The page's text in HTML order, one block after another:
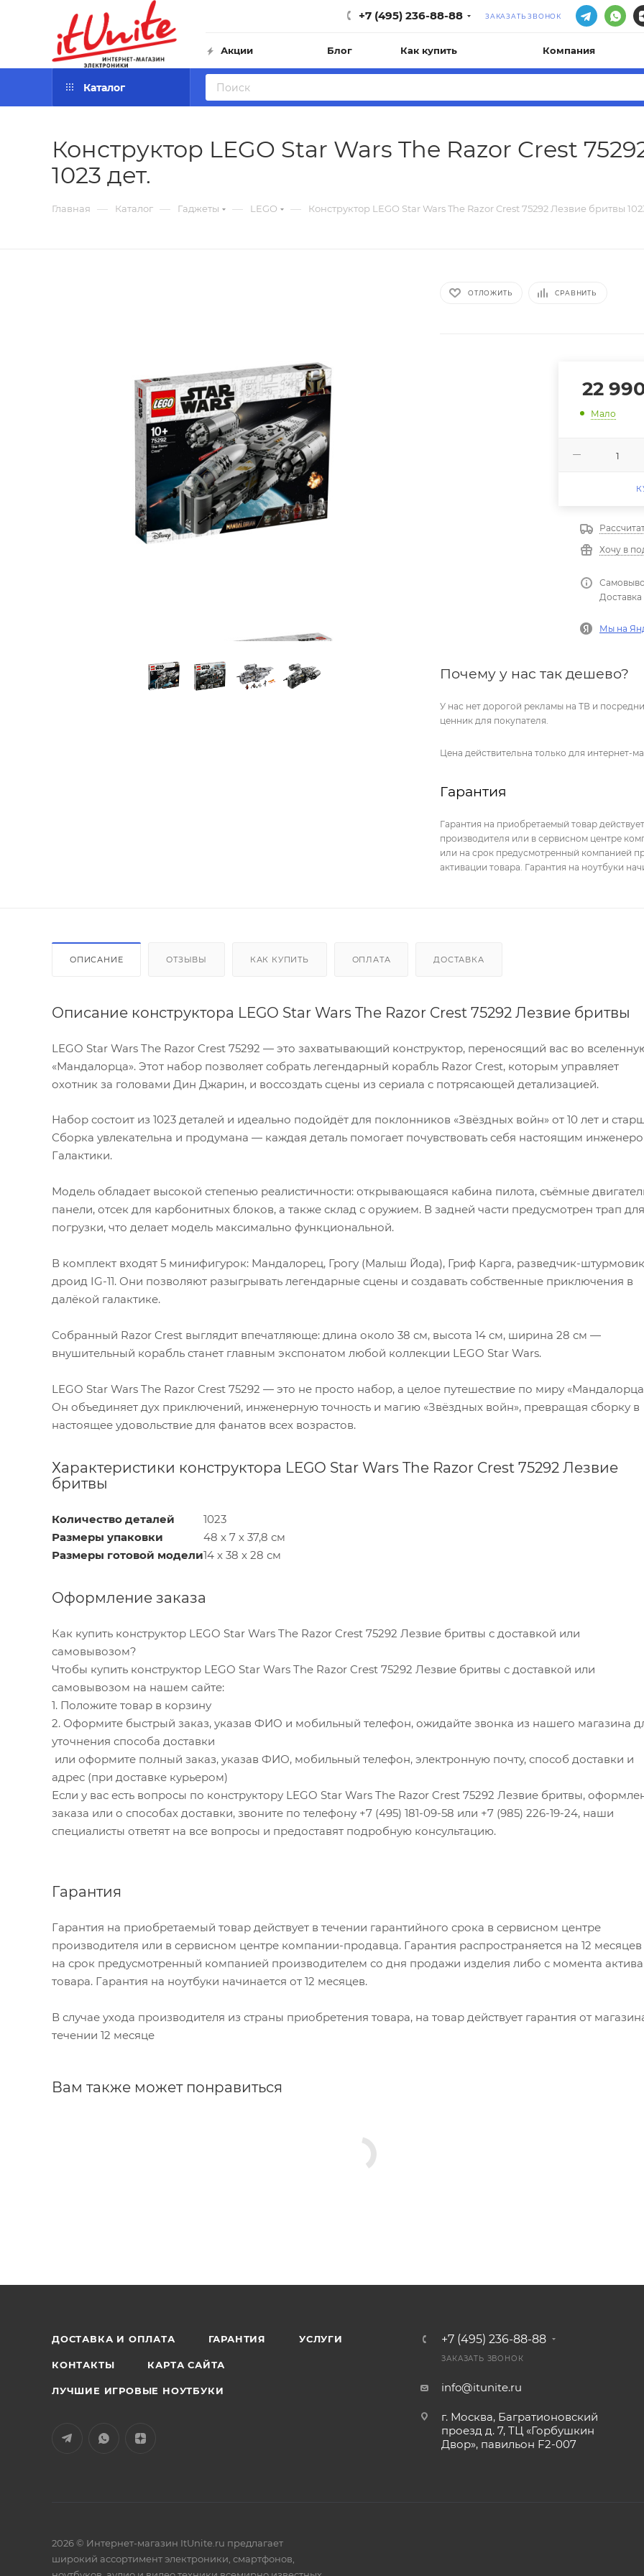
+7 (495) 236-88-88 ЗАКАЗАТЬ ЗВОНОК
Акции Блог Как купить Компания
Каталог
Конструктор LEGO Star Wars The Razor Crest
1023 дет.
Главная — Каталог — Гаджеты — LEGO — Конструктор LEGO Star Wars The Razor Crest 75292 Лезвие бритвы
ОТЛОЖИТЬ СРАВНИТЬ
22
Мало
Хочу в
Доставка
Мы на
Почему у нас так дешево?
У нас нет дорогой рекламы на ТВ и
ценник для покупателя.
Цена действительна только для интернет-
Гарантия
Гарантия на приобретаемый товар
производителя или в сервисном центре
или на срок предусмотренный компанией
активации товара. Гарантия на ноутбуки
ОПИСАНИЕ ОТЗЫВЫ КАК КУПИТЬ ОПЛАТА ДОСТАВКА
Описание конструктора LEGO Star Wars The Razor Crest 75292 Лезвие бритвы
LEGO Star Wars The Razor Crest 75292 — это захватывающий конструктор, переносящий вас во
«Мандалорца». Этот набор позволяет собрать легендарный корабль Razor Crest, которым управляет
охотник за головами Дин Джарин, и воссоздать сцены из сериала с потрясающей детализацией.
Набор состоит из 1023 деталей и идеально подойдёт для поклонников «Звёздных войн» от 10 лет и
Сборка увлекательна и продумана — каждая деталь помогает почувствовать себя настоящим
Галактики.
Модель обладает высокой степенью реалистичности: открывающаяся кабина пилота, съёмные
панели, отсек для карбонитных блоков, а также склад с оружием. В задней части предусмотрен трап для
погрузки, что делает модель максимально функциональной.
В комплект входят 5 минифигурок: Мандалорец, Грогу (Малыш Йода), Гриф Карга, разведчик-
дроид IG-11. Они позволяют разыгрывать легендарные сцены и создавать собственные приключения в
далёкой галактике.
Собранный Razor Crest выглядит впечатляюще: длина около 38 см, высота 14 см, ширина 28 см —
внушительный корабль станет главным экспонатом любой коллекции LEGO Star Wars.
LEGO Star Wars The Razor Crest 75292 — это не просто набор, а целое путешествие по миру
Он объединяет дух приключений, инженерную точность и магию «Звёздных войн», превращая сборку в
настоящее удовольствие для фанатов всех возрастов.
Характеристики конструктора LEGO Star Wars The Razor Crest 75292 Лезвие
бритвы
Количество деталей
1023
Размеры упаковки
48 х 7 х 37,8 см
Размеры готовой модели14 x 38 x 28 см
Оформление заказа
Как купить конструктор LEGO Star Wars The Razor Crest 75292 Лезвие бритвы с доставкой или
самовывозом?
Чтобы купить конструктор LEGO Star Wars The Razor Crest 75292 Лезвие бритвы с доставкой или
самовывозом на нашем сайте:
1. Положите товар в корзину
2. Оформите быстрый заказ, указав ФИО и мобильный телефон, ожидайте звонка из нашего магазина
уточнения способа доставки
или оформите полный заказ, указав ФИО, мобильный телефон, электронную почту, способ доставки и
адрес (при доставке курьером)
Если у вас есть вопросы по конструктору LEGO Star Wars The Razor Crest 75292 Лезвие бритвы,
заказа или о способах доставки, звоните по телефону +7 (495) 181-09-58 или +7 (985) 226-19-24, наши
специалисты ответят на все вопросы и предоставят подробную консультацию.
Гарантия
Гарантия на приобретаемый товар действует в течении гарантийного срока в сервисном центре
производителя или в сервисном центре компании-продавца. Гарантия распространяется на 12
на срок предусмотренный компанией производителем со дня продажи изделия либо с момента
товара. Гарантия на ноутбуки начинается от 12 месяцев.
В случае ухода производителя из страны приобретения товара, на товар действует гарантия от
течении 12 месяце
Вам также может понравиться
ДОСТАВКА И ОПЛАТА ГАРАНТИЯ УСЛУГИ
КОНТАКТЫ КАРТА САЙТА
ЛУЧШИЕ ИГРОВЫЕ НОУТБУКИ
+7 (495) 236-88-88
ЗАКАЗАТЬ ЗВОНОК
info@itunite.ru
г. Москва, Багратионовский
проезд д. 7, ТЦ «Горбушкин
Двор», павильон F2-007
2026 © Интернет-магазин ItUnite.ru предлагает
широкий ассортимент электроники, смартфонов,